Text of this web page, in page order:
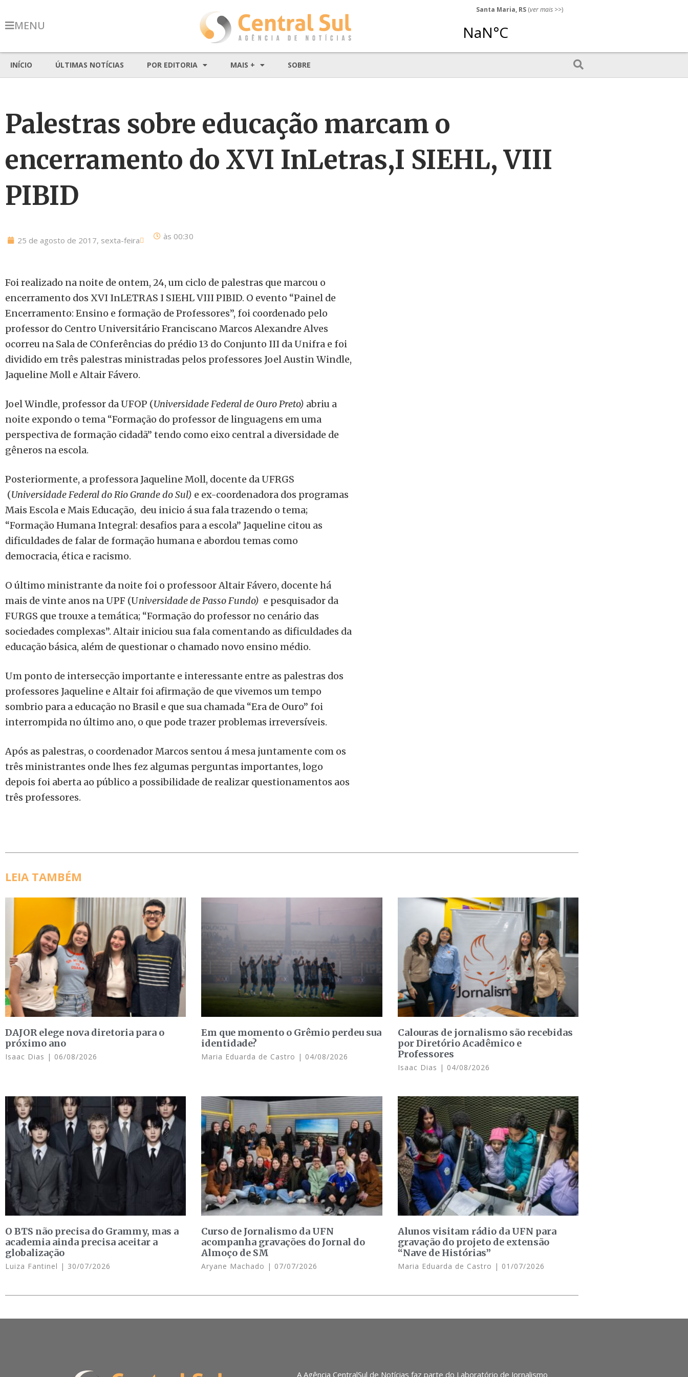
MENU
Santa Maria, RS (ver mais >>)
INÍCIO ÚLTIMAS NOTÍCIAS POR EDITORIA MAIS + SOBRE
Palestras sobre educação marcam o
encerramento do XVI InLetras,I SIEHL, VIII
PIBID
25 de agosto de 2017, sexta-feira às 00:30
Foi realizado na noite de ontem, 24, um ciclo de palestras que marcou o
encerramento dosXVI InLETRAS I SIEHL VIII PIBID. O evento “Painel de
Encerramento: Ensino e formação de Professores”, foi coordenado pelo
professor do Centro Universitário Franciscano Marcos Alexandre Alves
ocorreu na Sala de COnferências do prédio 13 do Conjunto III da Unifra e foi
dividido em três palestras ministradas pelos professores Joel Austin Windle,
Jaqueline Moll e Altair Fávero.
Joel Windle, professor da UFOP (Universidade Federal de Ouro Preto) abriu a
noite expondo o tema “Formação do professor de linguagens em uma
perspectiva de formação cidadã” tendo como eixo central a diversidade de
gêneros na escola.
Posteriormente, a professora Jaqueline Moll, docente da UFRGS
(Universidade Federal do Rio Grande do Sul) e ex-coordenadora dos programas
Mais Escola e Mais Educação, deu inicio á sua fala trazendo o tema;
“Formação Humana Integral: desafios para a escola” Jaqueline citou as
dificuldades de falar de formação humana e abordou temas como
democracia, ética e racismo.
O último ministrante da noite foi o professoor Altair Fávero, docente há
mais de vinte anos na UPF (Universidade de Passo Fundo) e pesquisador da
FURGS que trouxe a temática; “Formação do professor no cenário das
sociedades complexas”. Altair iniciou sua fala comentando as dificuldades da
educação básica, além de questionar o chamado novo ensino médio.
Um ponto de intersecção importante e interessante entre as palestras dos
professores Jaqueline e Altair foi afirmação de que vivemos um tempo
sombrio para a educação no Brasil e que sua chamada “Era de Ouro” foi
interrompida no último ano, o que pode trazer problemas irreversíveis.
Após as palestras, o coordenador Marcos sentou á mesa juntamente com os
três ministrantes onde lhes fez algumas perguntas importantes, logo
depois foi aberta ao público a possibilidade de realizar questionamentos aos
três professores.
LEIA TAMBÉM
DAJOR elege nova diretoria para o
próximo ano
Isaac Dias 06/08/2026
Em que momento o Grêmio perdeu sua
identidade?
Maria Eduarda de Castro 04/08/2026
Calouras de jornalismo são recebidas
por Diretório Acadêmico e
Professores
Isaac Dias 04/08/2026
O BTS não precisa do Grammy, mas a
academia ainda precisa aceitar a
globalização
Luiza Fantinel 30/07/2026
Curso de Jornalismo da UFN
acompanha gravações do Jornal do
Almoço de SM
Aryane Machado 07/07/2026
Alunos visitam rádio da UFN para
gravação do projeto de extensão
“Nave de Histórias”
Maria Eduarda de Castro 01/07/2026
A Agência CentralSul de Notícias faz parte do Laboratório de Jornalismo